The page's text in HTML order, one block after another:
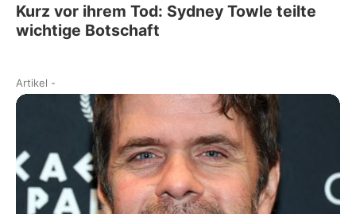
Kurz vor ihrem Tod: Sydney Towle teilte
wichtige Botschaft
Artikel -